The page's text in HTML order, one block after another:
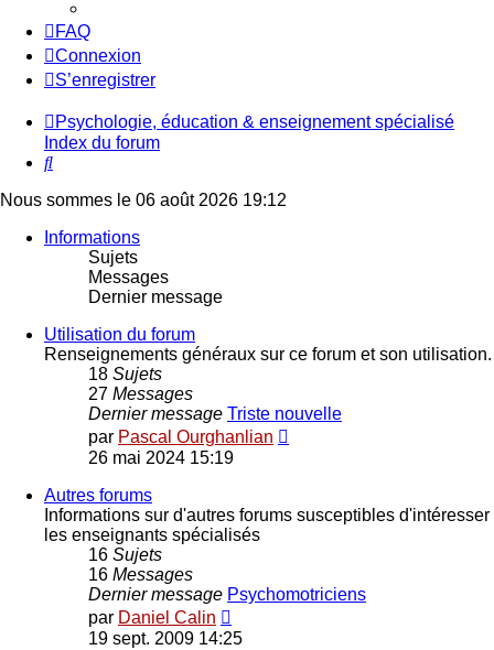
FAQ
Connexion
S’enregistrer
Psychologie, éducation & enseignement spécialisé
Index du forum
Rechercher
Nous sommes le 06 août 2026 19:12
Informations
Sujets
Messages
Dernier message
Utilisation du forum
Renseignements généraux sur ce forum et son utilisation.
18 Sujets
27 Messages
Dernier message Triste nouvelle
par Pascal Ourghanlian
26 mai 2024 15:19
Autres forums
Informations sur d'autres forums susceptibles d'intéresser
les enseignants spécialisés
16 Sujets
16 Messages
Dernier message Psychomotriciens
par Daniel Calin
le
19 sept. 2009 14:25